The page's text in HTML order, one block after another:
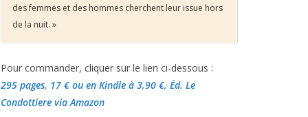
des femmes et des hommes cherchent leur issue hors
de la nuit. »
Pour commander, cliquer sur le lien ci-dessous :
295 pages, 17 €ou en Kindle à 3,90 €, Éd. Le
Condottiere via Amazon